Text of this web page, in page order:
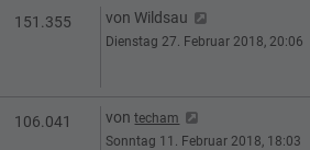
151.355 ZugriffeLetzter Beitrag
vonWildsau
Dienstag 27. Februar 2018, 20:06
106.041 ZugriffeLetzter Beitrag
vontecham
Sonntag 11. Februar 2018, 18:03